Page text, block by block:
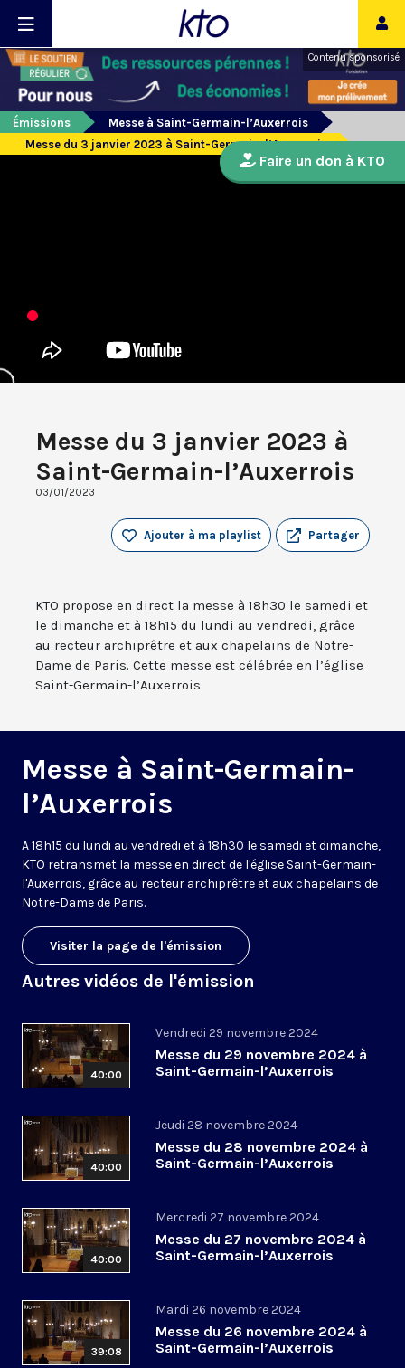
Contenu sponsorisé
Émissions
Messe à Saint-Germain-l’Auxerrois
Messe du 3 janvier 2023 à Saint-Germain-l’Auxerrois
Messe du 3 janvier 2023 à
Saint-Germain-l’Auxerrois
03/01/2023
Partager
Ajouter à ma playlist
KTO propose en direct la messe à 18h30 le samedi et
le dimanche et à 18h15 du lundi au vendredi, grâce
au recteur archiprêtre et aux chapelains de Notre-
Dame de Paris. Cette messe est célébrée en l’église
Saint-Germain-l’Auxerrois.
Messe à Saint-Germain-
l’Auxerrois
A 18h15 du lundi au vendredi et à 18h30 le samedi et dimanche,
KTO retransmet la messe en direct de l'église Saint-Germain-
l'Auxerrois, grâce au recteur archiprêtre et aux chapelains de
Notre-Dame de Paris.
Visiter la page de l'émission
Autres vidéos de l'émission
40:00
Vendredi 29 novembre 2024
Messe du 29 novembre 2024 à
Saint-Germain-l’Auxerrois
40:00
Jeudi 28 novembre 2024
Messe du 28 novembre 2024 à
Saint-Germain-l’Auxerrois
40:00
Mercredi 27 novembre 2024
Messe du 27 novembre 2024 à
Saint-Germain-l’Auxerrois
39:08
Mardi 26 novembre 2024
Messe du 26 novembre 2024 à
Saint-Germain-l’Auxerrois
Faire un don à KTO